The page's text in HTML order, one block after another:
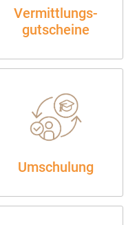
Vermittlungs­
gutscheine
Umschulung